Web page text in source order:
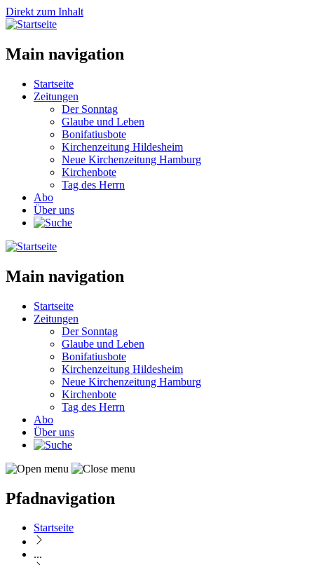
Direkt zum Inhalt
Main navigation
Startseite
Zeitungen
Der Sonntag
Glaube und Leben
Bonifatiusbote
Kirchenzeitung Hildesheim
Neue Kirchenzeitung Hamburg
Kirchenbote
Tag des Herrn
Abo
Über uns
Main navigation
Startseite
Zeitungen
Der Sonntag
Glaube und Leben
Bonifatiusbote
Kirchenzeitung Hildesheim
Neue Kirchenzeitung Hamburg
Kirchenbote
Tag des Herrn
Abo
Über uns
Pfadnavigation
Startseite
...